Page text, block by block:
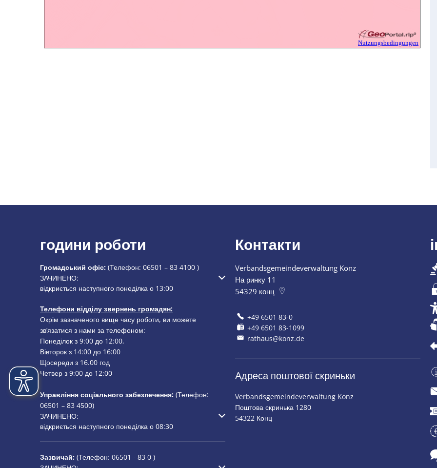
години роботи
Громадський офіс: (Телефон: 06501 – 83 4100 )
Натисніть, щоб приховати додатковий час відкриття або закриття
ЗАЧИНЕНО:
відкриється наступного понеділка о 13:00
Телефони відділу звернень громадян:
Окрім зазначеного вище часу роботи, ви можете
зв’язатися з нами за телефоном:
Понеділок з 9:00 до 12:00,
Вівторок з 14:00 до 16:00
Щосереди з 16.00 год
Четвер з 9:00 до 12:00
Управління соціального забезпечення: (Телефон:
06501 – 83 4500)
Натисніть, щоб приховати додатковий час відкриття або закриття
ЗАЧИНЕНО:
відкриється наступного понеділка о 08:30
Зазвичай: (Телефон: 06501 - 83 0 )
Контакти
Verbandsgemeindeverwaltung Konz
На ринку 11
54329 конц
+49 6501 83-0
+49 6501 83-1099
rathaus@konz.de
Адреса поштової скриньки
Verbandsgemeindeverwaltung Konz
Поштова скринька 1280
54322 Конц